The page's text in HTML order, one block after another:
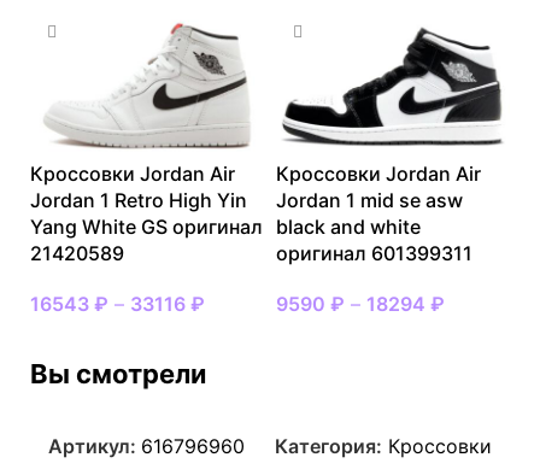
Кроссовки Jordan Air
Jordan 1 Retro High Yin
Yang White GS оригинал
21420589
16543 ₽ – 33116 ₽
Кроссовки Jordan Air
Jordan 1 mid se asw
black and white
оригинал 601399311
9590 ₽ – 18294 ₽
Вы смотрели
Артикул: 616796960 Категория: Кроссовки